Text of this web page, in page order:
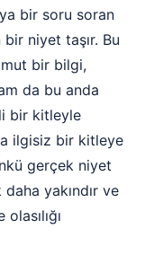
bir soru soran
niyet taşır. Bu
bir bilgi,
da bu anda
bir kitleyle
ilgisiz bir kitleye
gerçek niyet
yakındır ve
olasılığı